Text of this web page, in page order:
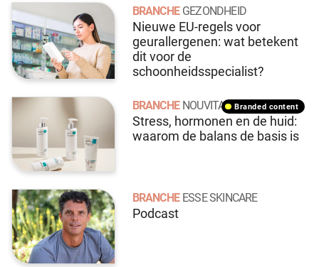
BRANCHE GEZONDHEID
Nieuwe EU-regels voor
geurallergenen: wat betekent
dit voor de
schoonheidsspecialist?
branded content
BRANCHE NOUVITAL
Stress, hormonen en de huid:
waarom de balans de basis is
BRANCHE ESSE SKINCARE
Podcast